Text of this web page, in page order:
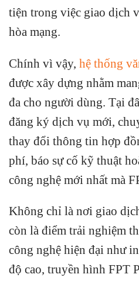
tiện trong việc giao dịch
hòa mạng.
Chính vì vậy, hệ thống
được xây dựng nhằm
đa cho người dùng. Tại
đăng ký dịch vụ mới,
thay đổi thông tin hợp
phí, báo sự cố kỹ thuật
công nghệ mới nhất mà
Không chỉ là nơi giao
còn là điểm trải nghiệm
công nghệ hiện đại như
độ cao, truyền hình FPT